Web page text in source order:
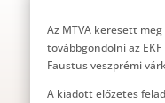
Az MTVA keresett
továbbgondolni az
Faustus veszprémi
A kiadott előzetes